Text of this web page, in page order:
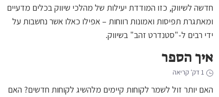
חדשה לשיווק, כזו המודדת יעילות של מהלכי שיווק בכלים מדעיים
ומאתגרת תפיסות ואמונות רווחות – אפילו כאלו אשר נחשבות על
ידי רבים ל-"סטנדרט זהב" בשיווק.
איך הספר
האם יותר זול לשמר לקוחות קיימים מלהשיג לקוחות חדשים? האם